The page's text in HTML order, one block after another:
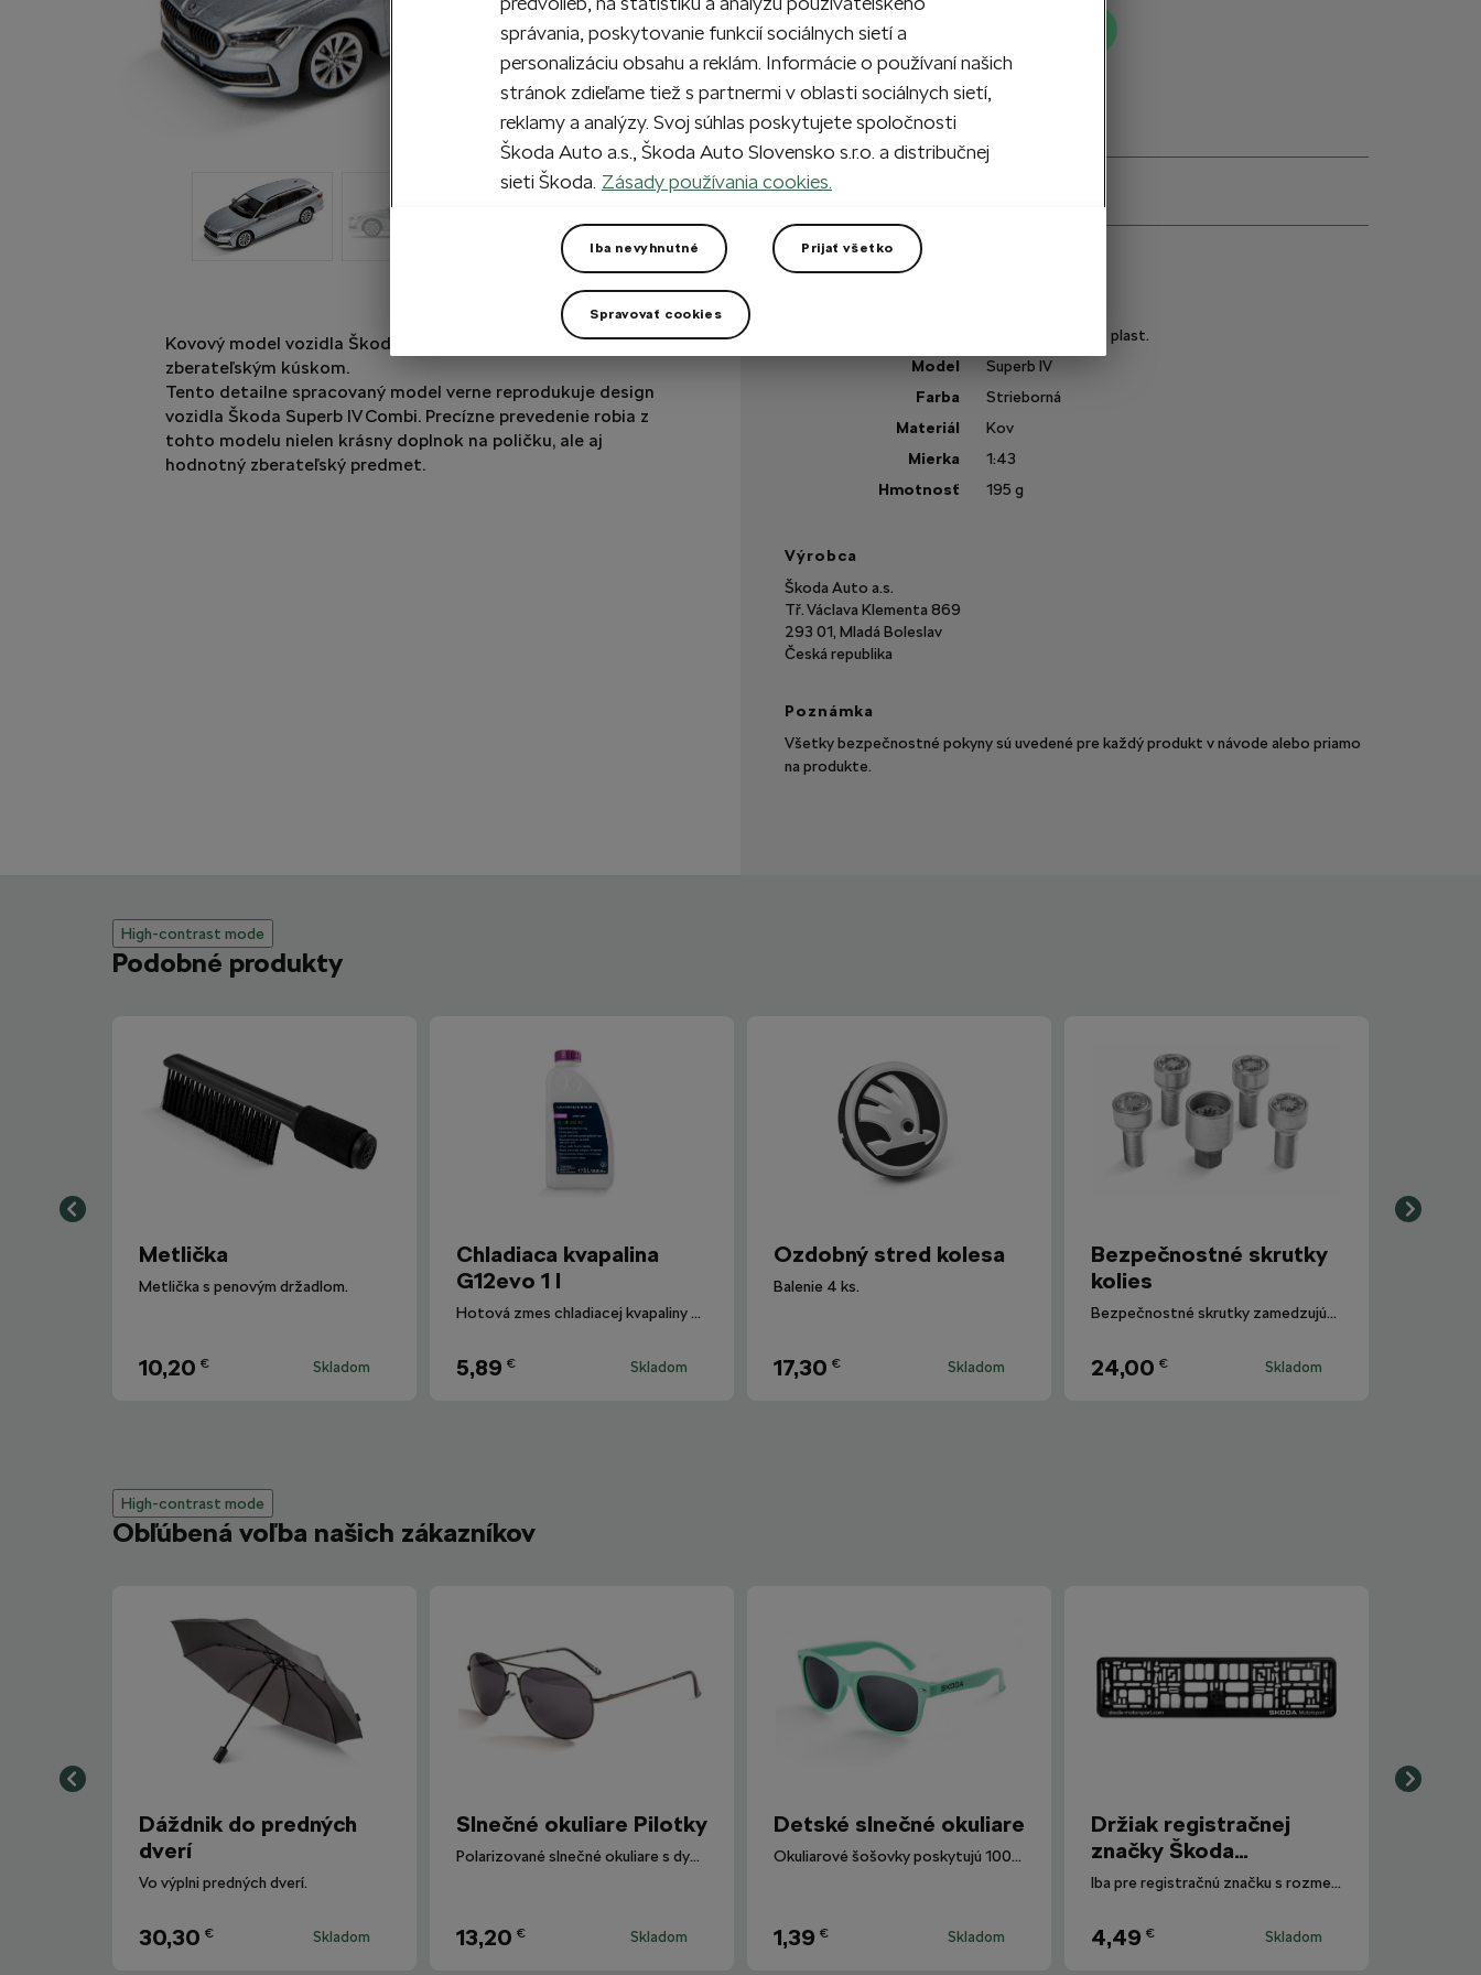
Kovový model vozidla Škoda Superb IV Combi je skvelým
zberateľským kúskom.
Tento detailne spracovaný model verne reprodukuje design
vozidla Škoda Superb IV Combi. Precízne prevedenie robia z
tohto modelu nielen krásny doplnok na poličku, ale aj
hodnotný zberateľský predmet.
1
Na sklade
Máte otázku?
Technické špecifikácie
Materiál krabice - plast.
Model
Superb IV
Farba
Strieborná
Materiál
Kov
Mierka
1:43
Hmotnosť
195 g
Výrobca
Škoda Auto a.s.
Tř. Václava Klementa 869
293 01, Mladá Boleslav
Česká republika
Poznámka
Všetky bezpečnostné pokyny sú uvedené pre každý produkt v návode alebo priamo
na produkte.
High-contrast mode
Podobné produkty
Metlička
Metlička s penovým držadlom.
10,20 € Skladom
Chladiaca kvapalina
G12evo 1 l
Hotová zmes chladiacej kvapaliny G12evo pre všetky vozidlá Škoda.
5,89 € Skladom
Ozdobný stred kolesa
Balenie 4 ks.
17,30 € Skladom
Bezpečnostné skrutky
kolies
Bezpečnostné skrutky zamedzujúce krádeži kolies.
24,00 € Skladom
High-contrast mode
Obľúbená voľba našich zákazníkov
Dáždnik do predných
dverí
Vo výplni predných dverí.
30,30 € Skladom
Slnečné okuliare Pilotky
Polarizované slnečné okuliare s dymovými sklami.
13,20 € Skladom
Detské slnečné okuliare
Okuliarové šošovky poskytujú 100% ochranu proti UV žiareniu.
1,39 € Skladom
Držiak registračnej
značky Škoda
Motorsport
Iba pre registračnú značku s rozmermi 520 mm x 110 mm.
4,49 € Skladom
správania, poskytovanie funkcií sociálnych sietí a
personalizáciu obsahu a reklám. Informácie o používaní našich
stránok zdieľame tiež s partnermi v oblasti sociálnych sietí,
reklamy a analýzy. Svoj súhlas poskytujete spoločnosti
Škoda Auto a.s., Škoda Auto Slovensko s.r.o. a distribučnej
sieti Škoda. Zásady používania cookies.
Iba nevyhnutné Prijať všetko
Spravovať cookies